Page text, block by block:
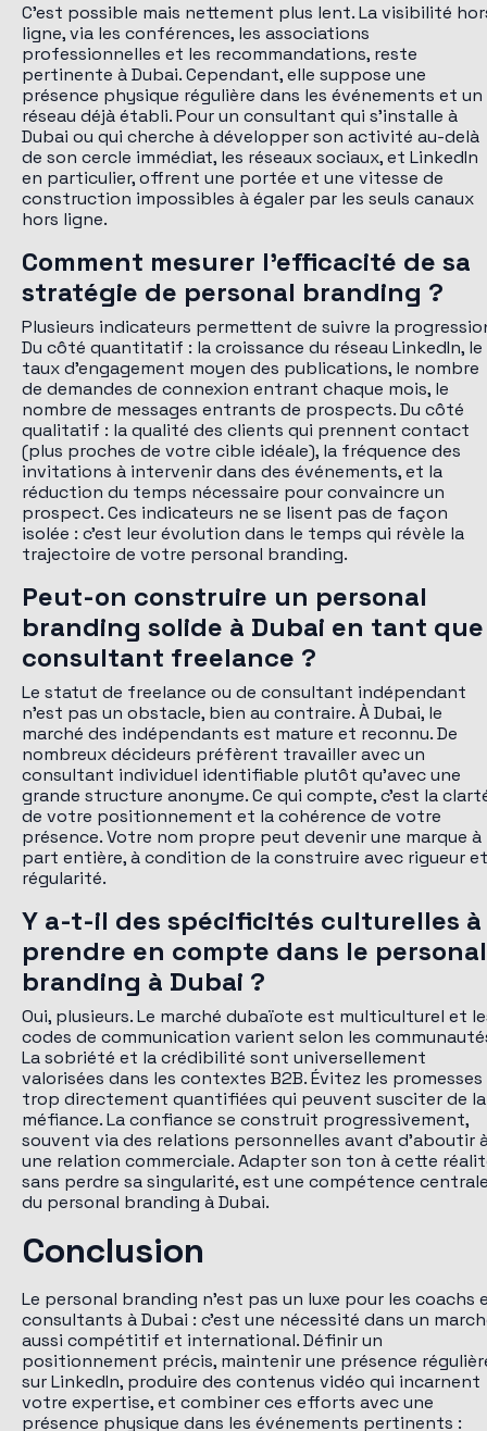
C'est possible mais nettement plus lent. La visibilité
ligne, via les conférences, les associations
professionnelles et les recommandations, reste
pertinente à Dubai. Cependant, elle suppose une
présence physique régulière dans les événements et un
réseau déjà établi. Pour un consultant qui s'installe à
Dubai ou qui cherche à développer son activité au-delà
de son cercle immédiat, les réseaux sociaux, et LinkedIn
en particulier, offrent une portée et une vitesse de
construction impossibles à égaler par les seuls canaux
hors ligne.
Comment mesurer l'efficacité de sa
stratégie de personal branding ?
Plusieurs indicateurs permettent de suivre la
Du côté quantitatif : la croissance du réseau LinkedIn, le
taux d'engagement moyen des publications, le nombre
de demandes de connexion entrant chaque mois, le
nombre de messages entrants de prospects. Du côté
qualitatif : la qualité des clients qui prennent contact
(plus proches de votre cible idéale), la fréquence des
invitations à intervenir dans des événements, et la
réduction du temps nécessaire pour convaincre un
prospect. Ces indicateurs ne se lisent pas de façon
isolée : c'est leur évolution dans le temps qui révèle la
trajectoire de votre personal branding.
Peut-on construire un personal
branding solide à Dubai en tant que
consultant freelance ?
Le statut de freelance ou de consultant indépendant
n'est pas un obstacle, bien au contraire. À Dubai, le
marché des indépendants est mature et reconnu. De
nombreux décideurs préfèrent travailler avec un
consultant individuel identifiable plutôt qu'avec une
grande structure anonyme. Ce qui compte, c'est la
de votre positionnement et la cohérence de votre
présence. Votre nom propre peut devenir une marque à
part entière, à condition de la construire avec rigueur et
régularité.
Y a-t-il des spécificités culturelles à
prendre en compte dans le personal
branding à Dubai ?
Oui, plusieurs. Le marché dubaïote est multiculturel et
codes de communication varient selon les
La sobriété et la crédibilité sont universellement
valorisées dans les contextes B2B. Évitez les promesses
trop directement quantifiées qui peuvent susciter de la
méfiance. La confiance se construit progressivement,
souvent via des relations personnelles avant d'aboutir
une relation commerciale. Adapter son ton à cette
sans perdre sa singularité, est une compétence
du personal branding à Dubai.
Conclusion
Le personal branding n'est pas un luxe pour les coachs
consultants à Dubai : c'est une nécessité dans un
aussi compétitif et international. Définir un
positionnement précis, maintenir une présence
sur LinkedIn, produire des contenus vidéo qui incarnent
votre expertise, et combiner ces efforts avec une
présence physique dans les événements pertinents :